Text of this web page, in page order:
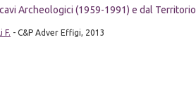
Archeologici (1959-1991) e dal Territorio
F. - C&P Adver Effigi, 2013